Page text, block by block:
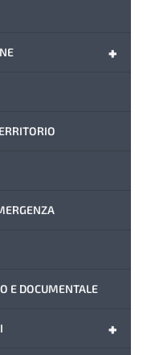
+
E DOCUMENTALE
+